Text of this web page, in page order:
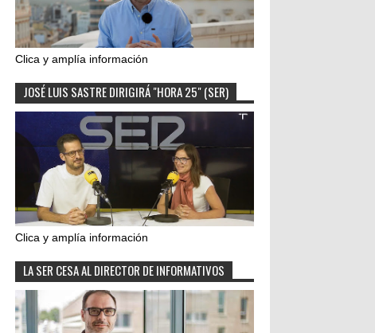
Clica y amplía información
JOSÉ LUIS SASTRE DIRIGIRÁ "HORA 25" (SER)
Clica y amplía información
LA SER CESA AL DIRECTOR DE INFORMATIVOS